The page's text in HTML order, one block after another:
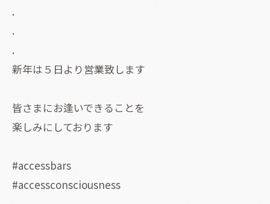
.
.
.
新年は５日より営業致します
皆さまにお逢いできることを
楽しみにしております
#accessbars
#accessconsciousness